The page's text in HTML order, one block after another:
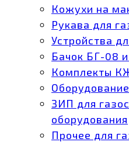
Кожухи на
Рукава для
Устройства
Бачок БГ-08
Комплекты
ЗИП для
оборудования
Прочее для